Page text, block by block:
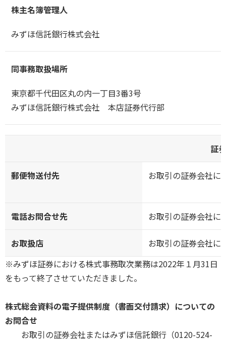
株主名簿管理人
みずほ信託銀行株式会社
同事務取扱場所
東京都千代田区丸の内一丁目3番3号
みずほ信託銀行株式会社 本店証券代行部
証
郵便物送付先 お取引の証券会社に
電話お問合せ先 お取引の証券会社に
お取扱店
お取引の証券会社に
※みずほ証券における株式事務取次業務は2022年１月31日
をもって終了させていただきました。
株式総会資料の電子提供制度（書面交付請求）についての
お問合せ
お取引の証券会社またはみずほ信託銀行（0120-524-